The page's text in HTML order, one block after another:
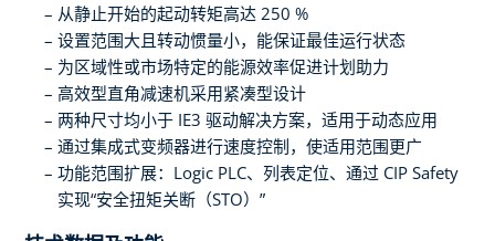
从静止开始的起动转矩高达 250 %
设置范围大且转动惯量小，能保证最佳运行状态
为区域性或市场特定的能源效率促进计划助力
高效型直角减速机采用紧凑型设计
两种尺寸均小于 IE3 驱动解决方案，适用于动态应用
通过集成式变频器进行速度控制，使适用范围更广
功能范围扩展：Logic PLC、列表定位、通过 CIP Safety
实现“安全扭矩关断（STO）”